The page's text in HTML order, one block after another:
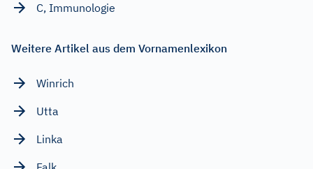
C, Immunologie
Weitere Artikel aus dem Vornamenlexikon
Winrich
Utta
Linka